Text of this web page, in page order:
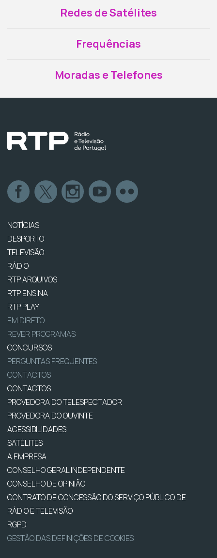
Redes de Satélites
Frequências
Moradas e Telefones
NOTÍCIAS
DESPORTO
TELEVISÃO
RÁDIO
RTP ARQUIVOS
RTP ENSINA
RTP PLAY
EM DIRETO
REVER PROGRAMAS
CONCURSOS
PERGUNTAS FREQUENTES
CONTACTOS
CONTACTOS
PROVEDORA DO TELESPECTADOR
PROVEDORA DO OUVINTE
ACESSIBILIDADES
SATÉLITES
A EMPRESA
CONSELHO GERAL INDEPENDENTE
CONSELHO DE OPINIÃO
CONTRATO DE CONCESSÃO DO SERVIÇO PÚBLICO DE
RÁDIO E TELEVISÃO
RGPD
GESTÃO DAS DEFINIÇÕES DE COOKIES